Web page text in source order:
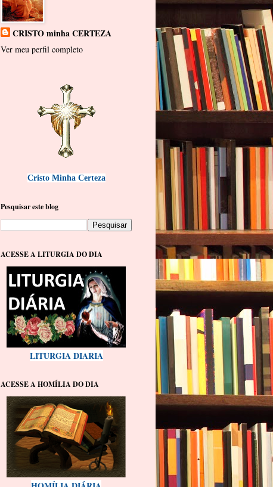
CRISTO minha CERTEZA
Ver meu perfil completo
Cristo Minha Certeza
Pesquisar este blog
ACESSE A LITURGIA DO DIA
LITURGIA DIARIA
ACESSE A HOMÍLIA DO DIA